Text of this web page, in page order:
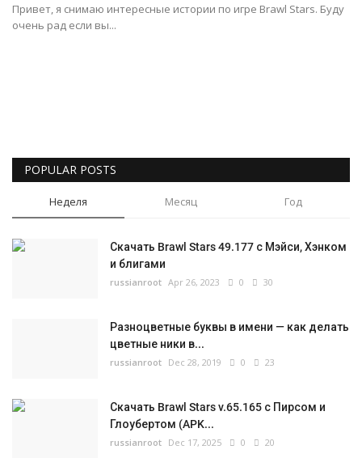
Привет, я снимаю интересные истории по игре Brawl Stars. Буду
очень рад если вы...
POPULAR POSTS
Неделя Месяц Год
Скачать Brawl Stars 49.177 с Мэйси, Хэнком
и блигами
russianroot Apr 26, 2023 0 30
Разноцветные буквы в имени — как делать
цветные ники в...
russianroot Dec 28, 2019 0 23
Скачать Brawl Stars v.65.165 с Пирсом и
Глоубертом (APK...
russianroot Dec 17, 2025 0 20